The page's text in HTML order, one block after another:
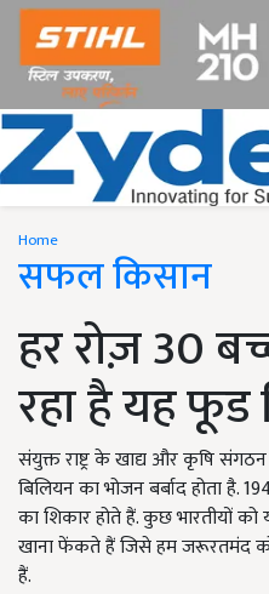
Home
सफल किसान
हर रोज़ 30
रहा है यह फूड
संयुक्त राष्ट्र के खाद्य और कृषि
बिलियन का भोजन बर्बाद होता है.
का शिकार होते हैं. कुछ भारतीयों
खाना फेंकते हैं जिसे हम जरूरतमंद
हैं.